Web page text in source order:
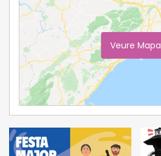
Veure Mapa